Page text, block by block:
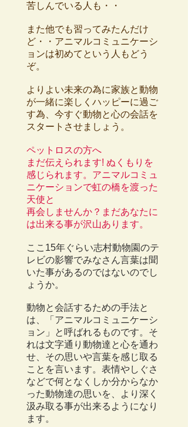
苦しんでいる人も・・
また他でも習ってみたんだけ
ど・・アニマルコミュニケーシ
ョンは初めてという人もどう
ぞ。
よりよい未来の為に家族と動物
が一緒に楽しくハッピーに過ご
す為、 今すぐ動物と心の会話を
スタートさせましょう。
ペットロスの方へ
まだ伝えられます! ぬくもりを
感じられます。 アニマルコミュ
ニケーションで虹の橋を渡った
天使と
再会しませんか？まだあなたに
は出来る事が沢山あります。
ここ15年ぐらい志村動物園のテ
レビの影響でみなさん言葉は聞
いた事があるのではないのでし
ょうか。
動物と会話するための手法と
は、「アニマルコミュニケーシ
ョン」と呼ばれるものです。そ
れは文字通り動物達と心を通わ
せ、その思いや言葉を感じ取る
ことを言います。表情やしぐさ
などで何となくしか分からなか
った動物達の思いを、より深く
汲み取る事が出来るようになり
ます。